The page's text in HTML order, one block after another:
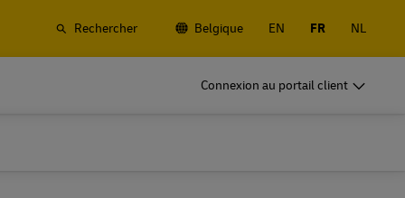
Rechercher Belgique EN FR NL
Connexion au portail client
et de
Frequent Shippers